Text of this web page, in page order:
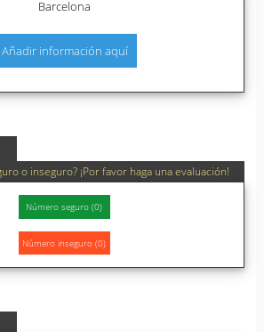
Barcelona
Añadir información aquí
o inseguro? ¡Por favor haga una evaluación!